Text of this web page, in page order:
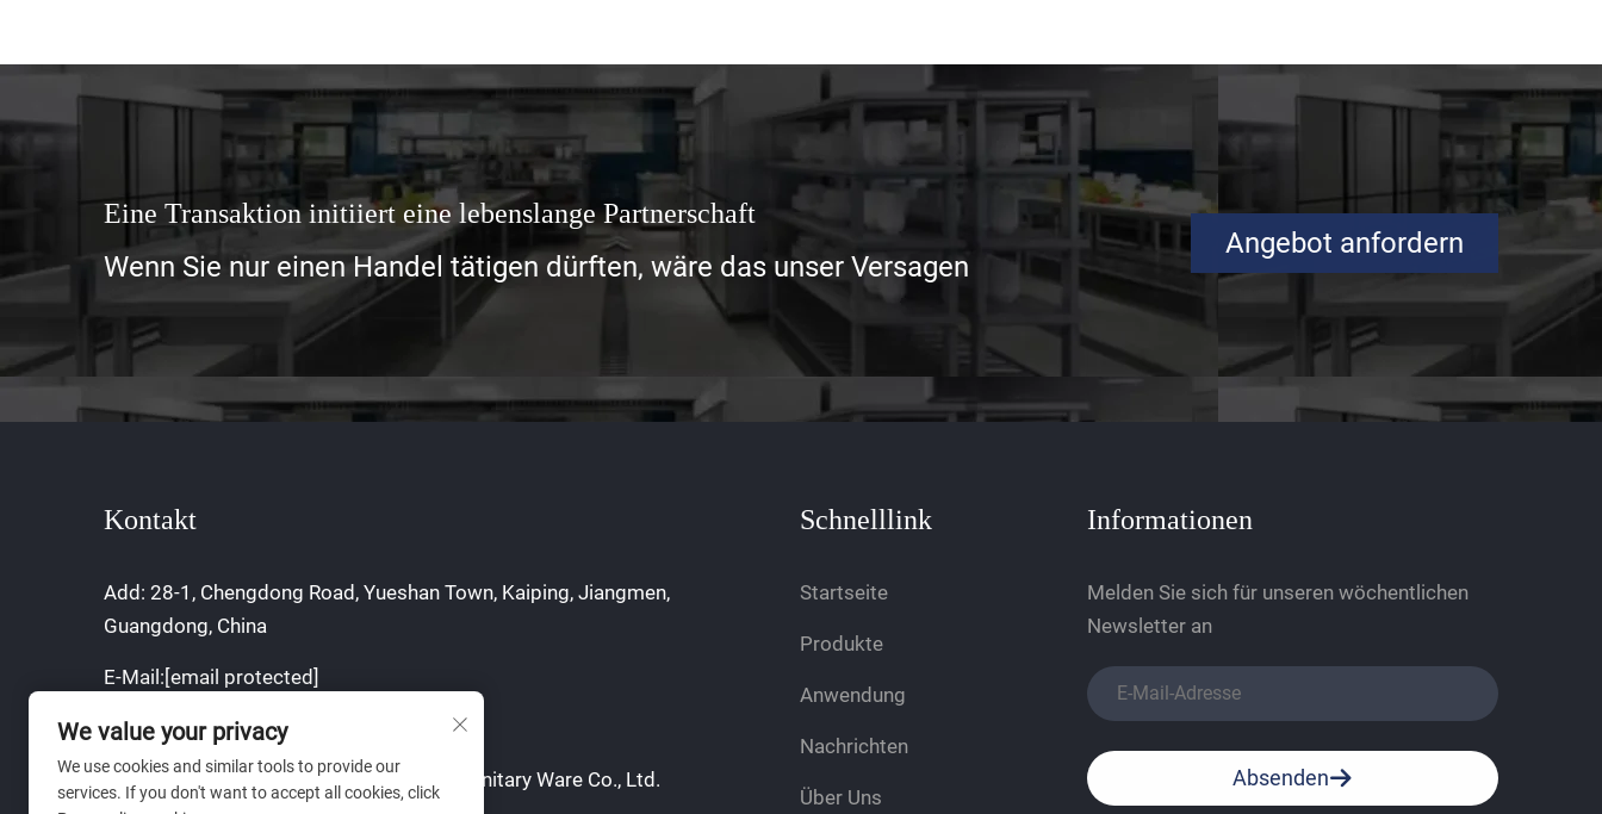
Eine Transaktion initiiert eine lebenslange Partnerschaft
Wenn Sie nur einen Handel tätigen dürften, wäre das unser Versagen
Angebot anfordern
Kontakt
Add: 28-1, Chengdong Road, Yueshan Town, Kaiping, Jiangmen,
Guangdong, China
E-Mail:[email protected]
Mobil/WhatsApp:+86 17765756706
Copyright © 2025 by Jiangmen Youchu Sanitary Ware Co., Ltd.
Schnelllink
Startseite
Produkte
Anwendung
Nachrichten
Über Uns
Informationen
Melden Sie sich für unseren wöchentlichen
Newsletter an
Absenden
We value your privacy
We use cookies and similar tools to provide our
services. If you don't want to accept all cookies, click